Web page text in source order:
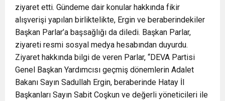
ziyaret etti. Gündeme dair konular hakkında fikir
alışverişi yapılan birliktelikte, Ergin ve beraberindekiler
Başkan Parlar’a başsağlığı da diledi. Başkan Parlar,
ziyareti resmi sosyal medya hesabından duyurdu.
Ziyaret hakkında bilgi de veren Parlar, “DEVA Partisi
Genel Başkan Yardımcısı geçmiş dönemlerin Adalet
Bakanı Sayın Sadullah Ergin, beraberinde Hatay İl
Başkanları Sayın Sabit Coşkun ve değerli yöneticileri ile